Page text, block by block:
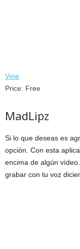
Vine
Price: Free
MadLipz
Si lo que deseas es
opción. Con esta
encima de algún vídeo.
grabar con tu voz